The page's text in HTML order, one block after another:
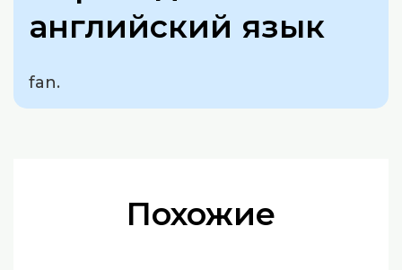
английский язык
fan.
Похожие